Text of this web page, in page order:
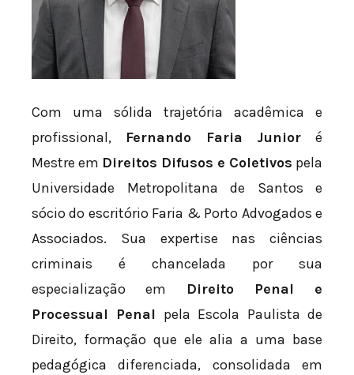
Com uma sólida trajetória acadêmica e
profissional,
Fernando Faria Junior é
Mestre em Direitos Difusos e Coletivos pela
Universidade Metropolitana de Santos e
sócio do escritório Faria & Porto Advogados e
Associados. Sua expertise nas ciências
criminais é chancelada por sua
especialização em
Direito Penal e
Processual Penal pela Escola Paulista de
Direito, formação que ele alia a uma base
pedagógica diferenciada, consolidada em